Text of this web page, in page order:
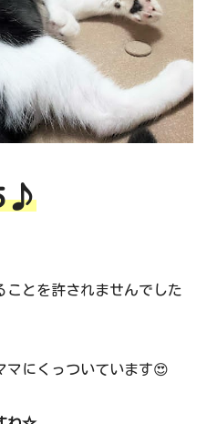
♪
ことを許されませんでした
マにくっついています😍